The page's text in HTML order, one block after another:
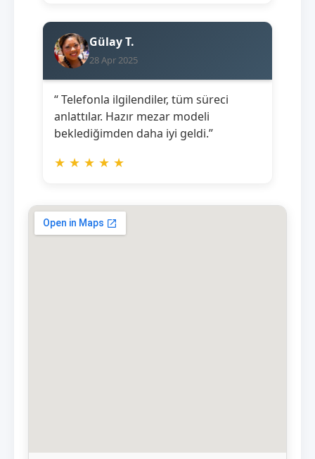
Gülay T.
28 Apr 2025
“ Telefonla ilgilendiler, tüm süreci
anlattılar. Hazır mezar modeli
beklediğimden daha iyi geldi.”
★ ★ ★ ★ ★